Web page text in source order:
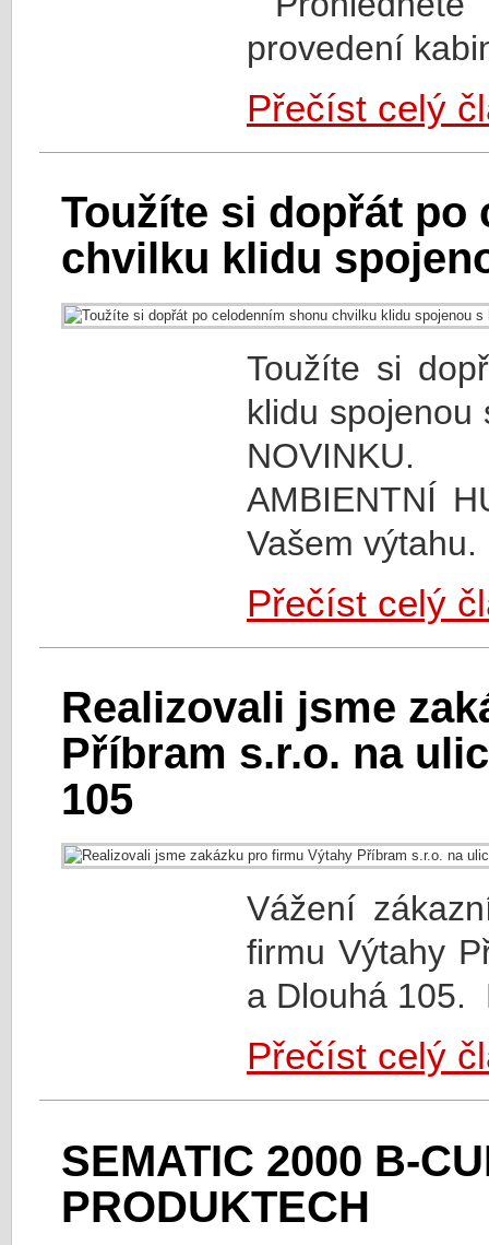
provedení
Přečíst celý
Toužíte si dopřát po
chvilku klidu
Toužíte si
klidu
NOVINKU.
AMBIENTNÍ
Vašem
Přečíst celý
Realizovali jsme
Příbram s.r.o. na
105
Vážení
firmu Výtahy
a Dlouhá
Přečíst celý
SEMATIC 2000 B-
PRODUKTECH